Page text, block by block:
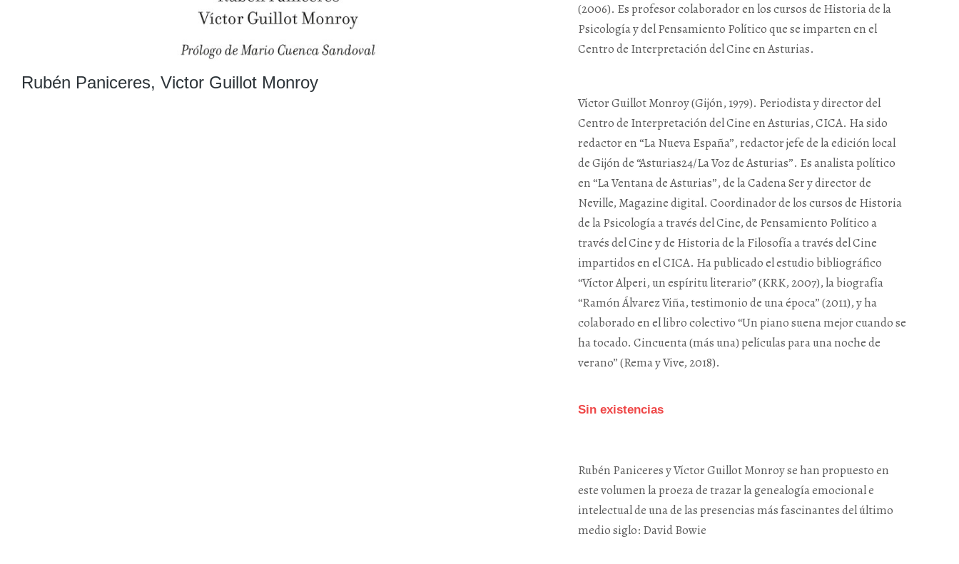
Rubén Paniceres, Victor Guillot Monroy
(2006). Es profesor colaborador en los cursos de Historia de la
Psicología y del Pensamiento Político que se imparten en el
Centro de Interpretación del Cine en Asturias.
Víctor Guillot Monroy (Gijón, 1979). Periodista y director del
Centro de Interpretación del Cine en Asturias, CICA. Ha sido
redactor en “La Nueva España”, redactor jefe de la edición local
de Gijón de “Asturias24/La Voz de Asturias”. Es analista político
en “La Ventana de Asturias”, de la Cadena Ser y director de
Neville, Magazine digital. Coordinador de los cursos de Historia
de la Psicología a través del Cine, de Pensamiento Político a
través del Cine y de Historia de la Filosofía a través del Cine
impartidos en el CICA. Ha publicado el estudio bibliográfico
“Víctor Alperi, un espíritu literario” (KRK, 2007), la biografía
“Ramón Álvarez Viña, testimonio de una época” (2011), y ha
colaborado en el libro colectivo “Un piano suena mejor cuando se
ha tocado. Cincuenta (más una) películas para una noche de
verano” (Rema y Vive, 2018).
Sin existencias
Rubén Paniceres y Víctor Guillot Monroy se han propuesto en
este volumen la proeza de trazar la genealogía emocional e
intelectual de una de las presencias más fascinantes del último
medio siglo: David Bowie